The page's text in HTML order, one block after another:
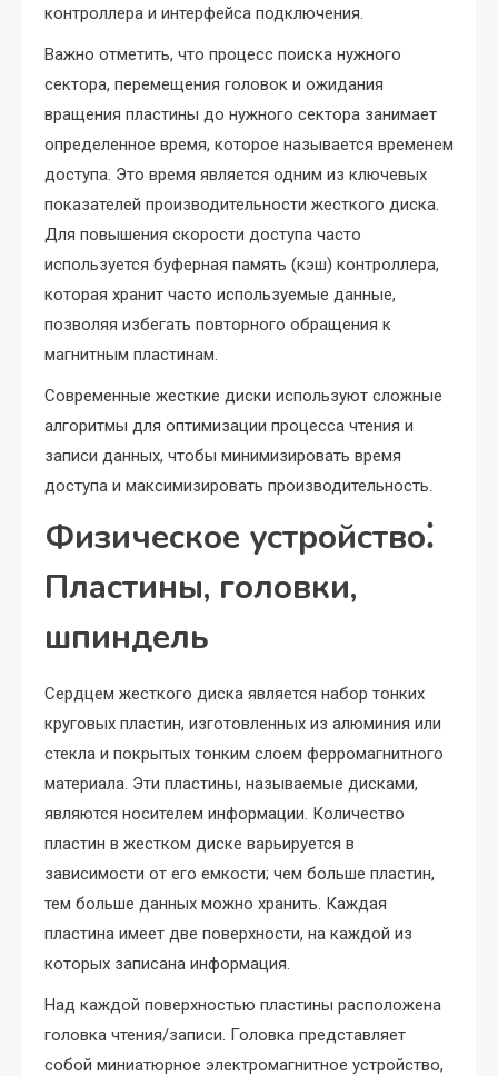
контроллера и интерфейса подключения.
Важно отметить, что процесс поиска нужного
сектора, перемещения головок и ожидания
вращения пластины до нужного сектора занимает
определенное время, которое называется временем
доступа. Это время является одним из ключевых
показателей производительности жесткого диска.
Для повышения скорости доступа часто
используется буферная память (кэш) контроллера,
которая хранит часто используемые данные,
позволяя избегать повторного обращения к
магнитным пластинам.
Современные жесткие диски используют сложные
алгоритмы для оптимизации процесса чтения и
записи данных, чтобы минимизировать время
доступа и максимизировать производительность.
Физическое устройство⁚
Пластины, головки,
шпиндель
Сердцем жесткого диска является набор тонких
круговых пластин, изготовленных из алюминия или
стекла и покрытых тонким слоем ферромагнитного
материала. Эти пластины, называемые дисками,
являются носителем информации. Количество
пластин в жестком диске варьируется в
зависимости от его емкости; чем больше пластин,
тем больше данных можно хранить. Каждая
пластина имеет две поверхности, на каждой из
которых записана информация.
Над каждой поверхностью пластины расположена
головка чтения/записи. Головка представляет
собой миниатюрное электромагнитное устройство,